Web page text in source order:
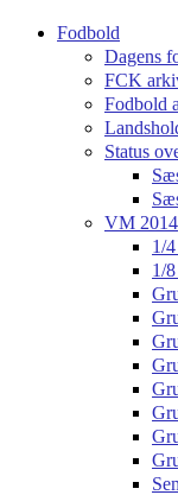
Fodbold
Dagens
FCK
Fodbold
Status
VM 2014
1/
1/